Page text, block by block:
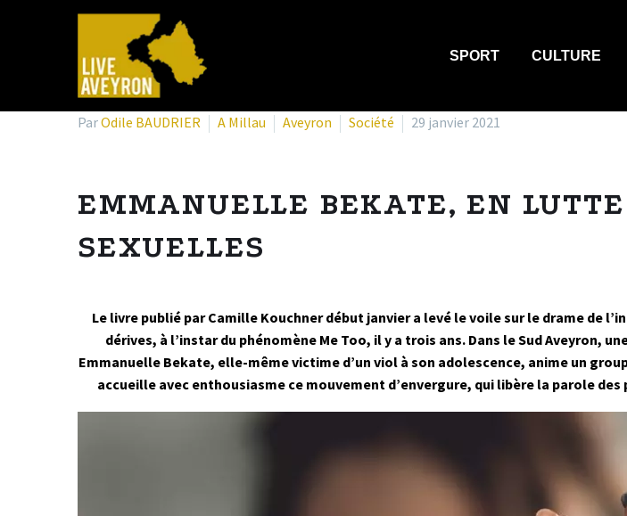
SPORT CULTURE
ParOdile BAUDRIER A Millau Aveyron Société 29 janvier 2021
EMMANUELLE BEKATE, EN
SEXUELLES
Le livre publié par Camille Kouchner début janvier a levé le voile sur le drame de
dérives, à l’instar du phénomène Me Too, il y a trois ans. Dans le Sud Aveyron,
Emmanuelle Bekate, elle-même victime d’un viol à son adolescence, anime un
accueille avec enthousiasme ce mouvement d’envergure, qui libère la parole